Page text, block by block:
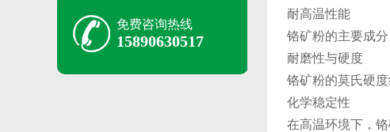
免费咨询热线
15890630517
耐高温性能
铬矿粉的主要成
耐磨性与硬度
铬矿粉的莫氏硬
化学稳定性
在高温环境下，